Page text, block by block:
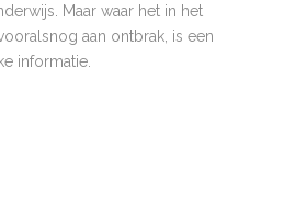
Maar waar het in het
aan ontbrak, is een
informatie.